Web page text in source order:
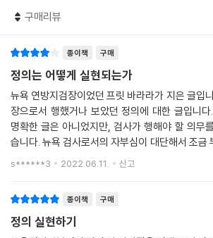
임명한 민주당 소속 정치인이었을 정도의 초당적
대통령에 의해 해임된 사건으로 또 한 번 주목을 받
부터 지검장으로 재직했던 바라라는 트럼프가 당
제안받고 재직하다, 트럼프가 대통령으로 취임한
당했다. 언론에서는 이 사건에 대해 ‘바라라가 트
등 비리를 조사하자 유능한 바라라를 해고한 것’이
통령의 사법방해 의혹’으로 막 대통령에 취임한 트
제기되는 등 큰 화제를 낳았다.
검사의 정치적 중립을 지키기 위해 대통령과의 사
당한 검사, 월스트리트의 저승사자로 부정부패 척
정치권을 성역 없이 수사하기 위해 고군분투한 검
구매리뷰
종이책 구매
정의는 어떻게 실현되는가
뉴욕 연방지검장이었던 프릿 바라라가 지은 글입
장으로서 행했거나 보았던 정의에 대한 글입니
명확한 글은 아니었지만, 검사가 행해야 할 의무
습니다. 뉴욕 검사로서의 자부심이 대단해서 조금
를 고려해서 해야하는 양형기준에 대해 생각하게
s******3 2022.06.11. 신고
종이책 구매
정의 실현하기